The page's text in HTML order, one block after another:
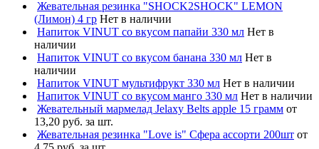
Жевательная резинка "SHOCK2SHOCK" LEMON
(Лимон) 4 гр Нет в наличии
Напиток VINUT со вкусом папайи 330 мл Нет в
наличии
Напиток VINUT со вкусом банана 330 мл Нет в
наличии
Напиток VINUT мультифрукт 330 мл Нет в наличии
Напиток VINUT со вкусом манго 330 мл Нет в наличии
Жевательный мармелад Jelaxy Belts apple 15 грамм от
13,20 руб. за шт.
Жевательная резинка "Love is" Сфера ассорти 200шт от